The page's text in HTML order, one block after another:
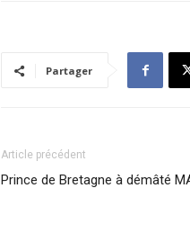
Partager
Article précédent
Prince de Bretagne à démâté